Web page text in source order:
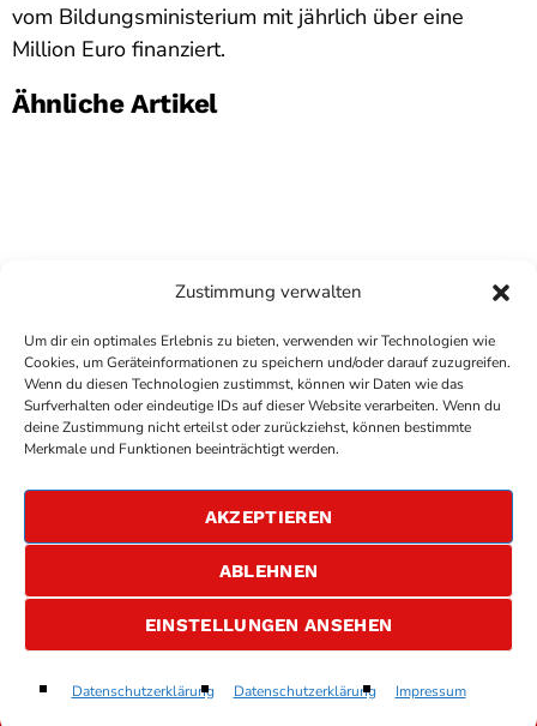
Zustimmung verwalten
Um dir ein optimales Erlebnis zu bieten, verwenden wir Technologien wie
Cookies, um Geräteinformationen zu speichern und/oder darauf zuzugreifen.
Wenn du diesen Technologien zustimmst, können wir Daten wie das
Surfverhalten oder eindeutige IDs auf dieser Website verarbeiten. Wenn du
deine Zustimmung nicht erteilst oder zurückziehst, können bestimmte
Merkmale und Funktionen beeinträchtigt werden.
AKZEPTIEREN
ABLEHNEN
EINSTELLUNGEN ANSEHEN
Datenschutzerklärung Datenschutzerklärung Impressum
play_arrow
The Great Pretender
vom Bildungsministerium mit jährlich über eine
Million Euro finanziert.
Ähnliche Artikel
COPYRIGHTANTENNE BAD KREUZNACH
DATENSCHUTZERKLÄRUNG
ALLGEMEINE GESCHÄFTSBEDINGUNGEN
GEWINNSPIELBEDINGUNGEN